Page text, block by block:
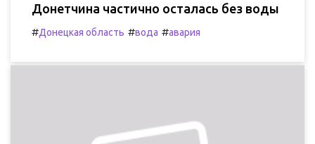
Донетчина частично осталась без воды
#Донецкая область #вода #авария